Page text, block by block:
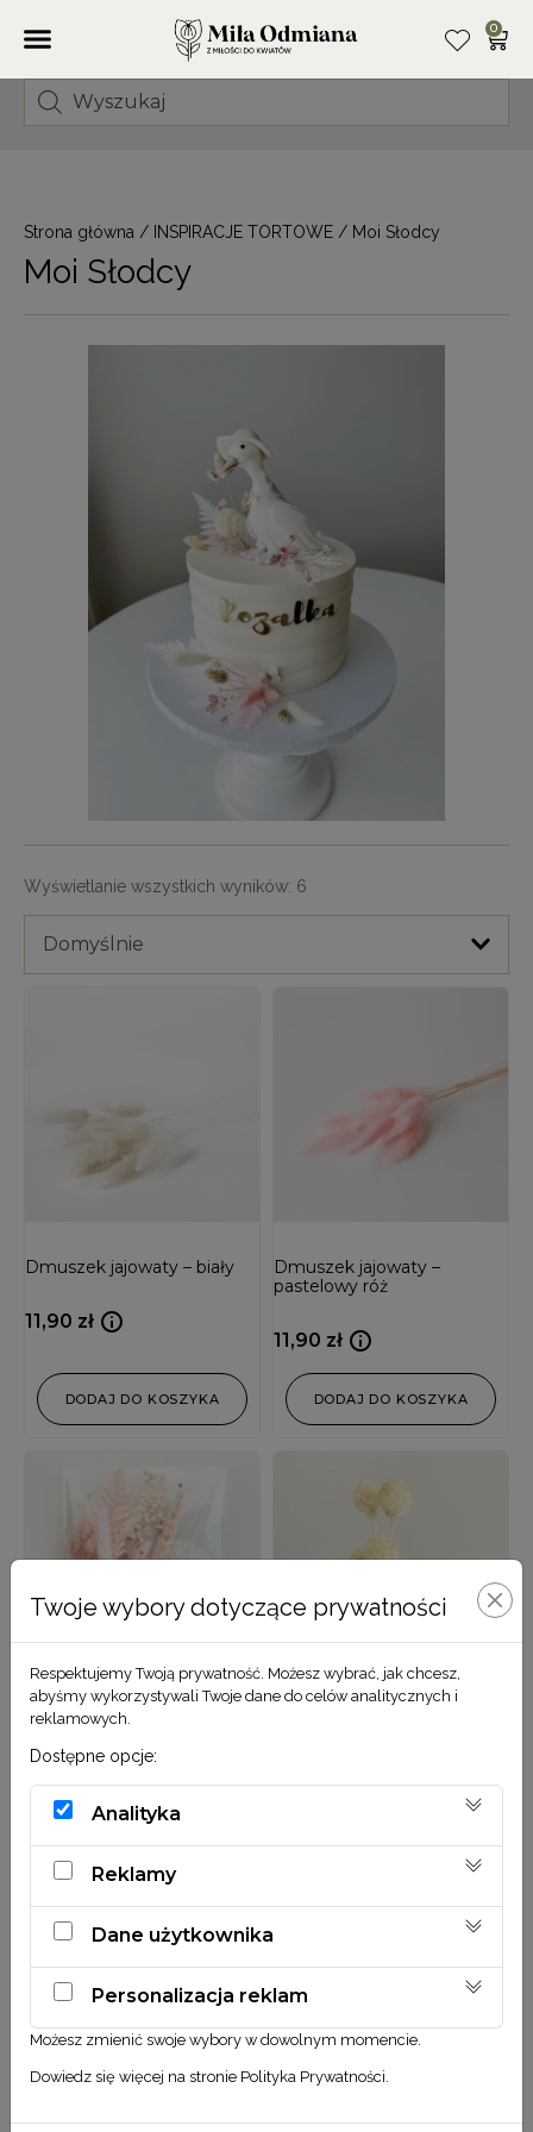
0
Strona główna / INSPIRACJE TORTOWE / Moi Słodcy
Moi Słodcy
Wyświetlanie wszystkich wyników: 6
Domyślnie
Dmuszek jajowaty – biały
11,90 zł
DODAJ DO KOSZYKA
Dmuszek jajowaty –
pastelowy róż
11,90 zł
DODAJ DO KOSZYKA
Zestaw 1 różowy
45,00zł
DODAJ DO KOSZYKA
10,90zł
DODAJ DO KOSZYKA
Twoje wybory dotyczące prywatności
Respektujemy Twoją prywatność. Możesz wybrać, jak chcesz,
abyśmy wykorzystywali Twoje dane do celów analitycznych i
reklamowych.
Dostępne opcje:
Analityka
Reklamy
Dane użytkownika
Personalizacja reklam
Możesz zmienić swoje wybory w dowolnym momencie.
Dowiedz się więcej na stronie Polityka Prywatności.